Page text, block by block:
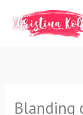
contenido
Blanding